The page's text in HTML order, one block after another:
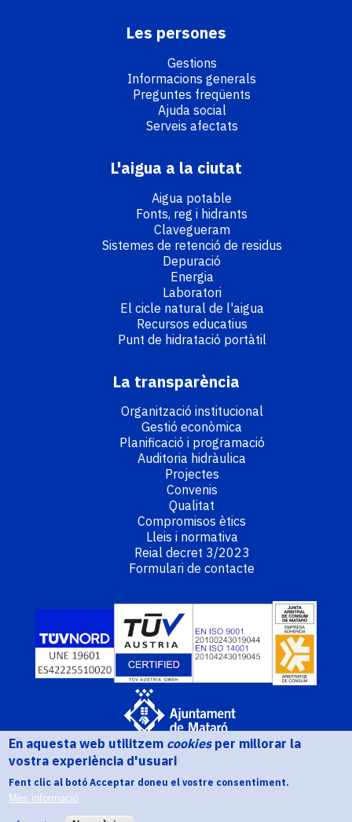
Les persones
Gestions
Informacions generals
Preguntes freqüents
Ajuda social
Serveis afectats
L'aigua a la ciutat
Aigua potable
Fonts, reg i hidrants
Clavegueram
Sistemes de retenció de residus
Depuració
Energia
Laboratori
El cicle natural de l'aigua
Recursos educatius
Punt de hidratació portàtil
La transparència
Organització institucional
Gestió econòmica
Planificació i programació
Auditoria hidràulica
Projectes
Convenis
Qualitat
Compromisos ètics
Lleis i normativa
Reial decret 3/2023
Formulari de contacte
Avís legal Política de galetes
Política de protecció de dades
© Aigües de Mataró
En aquesta web utilitzem cookies per millorar la
vostra experiència d'usuari
Fent clic al botó Acceptar doneu el vostre consentiment.
Més informació